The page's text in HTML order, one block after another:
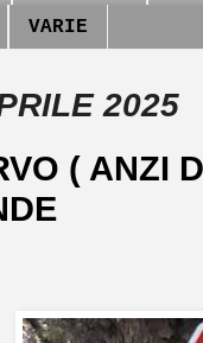
VARIE
2025
( ANZI